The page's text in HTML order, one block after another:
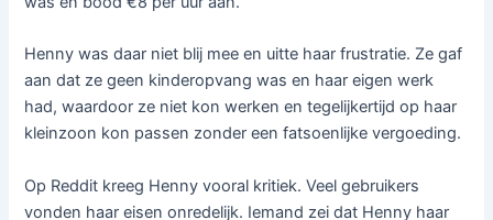
Henny was daar niet blij mee en uitte haar frustratie. Ze gaf
aan dat ze geen kinderopvang was en haar eigen werk
had, waardoor ze niet kon werken en tegelijkertijd op haar
kleinzoon kon passen zonder een fatsoenlijke vergoeding.
Op Reddit kreeg Henny vooral kritiek. Veel gebruikers
vonden haar eisen onredelijk. Iemand zei dat Henny haar